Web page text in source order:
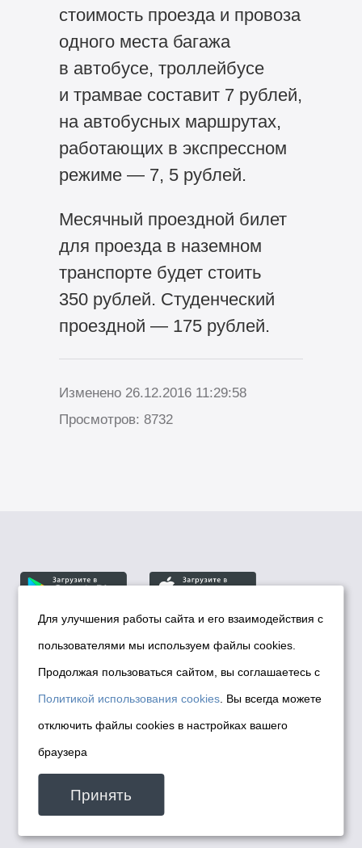
стоимость проезда и провоза
одного места багажа
в автобусе, троллейбусе
и трамвае составит 7 рублей,
на автобусных маршрутах,
работающих в экспрессном
режиме — 7, 5 рублей.
Месячный проездной билет
для проезда в наземном
транспорте будет стоить
350 рублей. Студенческий
проездной — 175 рублей.
Изменено 26.12.2016 11:29:58
Просмотров: 8732
© Департамент информационной политики мэрии
города Новосибирска, 2026
Политика использования Cookies
Политика по обработке персональных
данных в информационных системах
мэрии города Новосибирска
Техническая поддержка сайта -
malinchukvl@mail.ru
Для улучшения работы сайта и его взаимодействия с
пользователями мы используем файлы cookies.
Продолжая пользоваться сайтом, вы соглашаетесь с
Политикой использования cookies . Вы всегда можете
отключить файлы cookies в настройках вашего
браузера
Принять